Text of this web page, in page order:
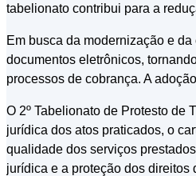
tabelionato contribui para a
Em busca da modernização e
documentos eletrônicos,
processos de cobrança. A
O 2º Tabelionato de Protesto de
jurídica dos atos praticados, o
qualidade dos serviços
jurídica e a proteção dos direitos